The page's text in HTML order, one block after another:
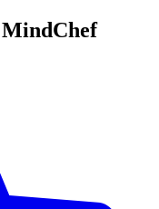
MindChef